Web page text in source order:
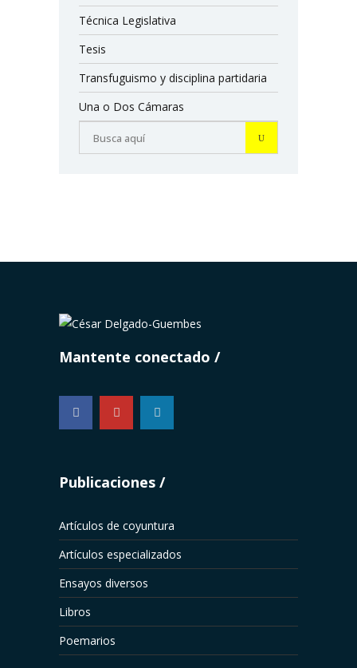
Técnica Legislativa
Tesis
Transfuguismo y disciplina partidaria
Una o Dos Cámaras
Mantente conectado
...
Publicaciones
Artículos de coyuntura
Artículos especializados
Ensayos diversos
Libros
Poemarios